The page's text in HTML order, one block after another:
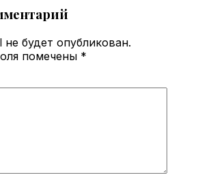
будет опубликован.
помечены *